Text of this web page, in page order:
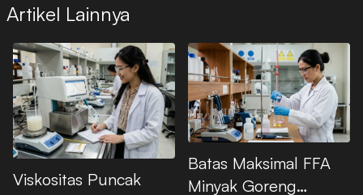
Artikel Lainnya
Viskositas Puncak
Batas Maksimal FFA
Minyak Goreng